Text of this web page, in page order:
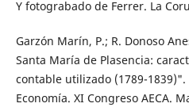
Y fotograbado de Ferrer. La
Garzón Marín, P.; R. Donoso
Santa María de Plasencia:
contable utilizado (1789-1839)".
Economía. XI Congreso AECA.